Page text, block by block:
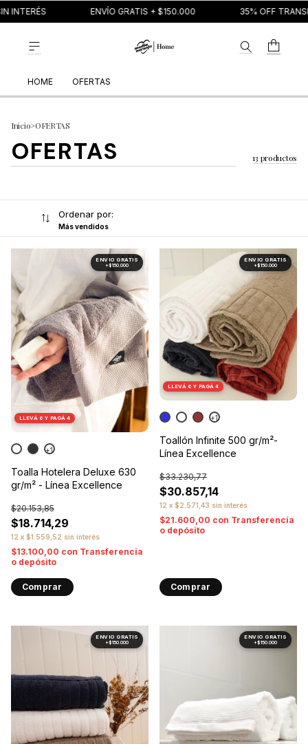
ENVÍO GRATIS + $150.000 35% OFF
HOME OFERTAS
Inicio>OFERTAS
OFERTAS 13 productos
Ordenar por:
Más vendidos
1/10
Toalla Hotelera Deluxe 630
gr/m² - Línea Excellence
$18.714,29
$20.153,85
12 x $1.559,52 sin interés
LLEVÁ 6 Y PAGÁ 4
$13.100,00 con Transferencia
o depósito
+1
Comprar
1/7
Toallón Infinite 500 gr/m²-
Línea Excellence
$30.857,14
$33.230,77
12 x $2.571,43 sin interés
LLEVÁ 6 Y PAGÁ 4
$21.600,00 con Transferencia
o depósito
+1
Comprar
1/8 1/10